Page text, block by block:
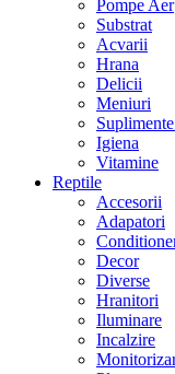
Pompe Aer
Substrat
Acvarii
Hrana
Delicii
Meniuri
Igiena
Vitamine
Reptile
Accesorii
Adapatori
Decor
Diverse
Hranitori
Iluminare
Incalzire